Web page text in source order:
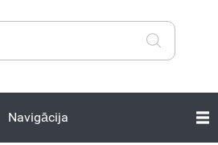
Navigācija